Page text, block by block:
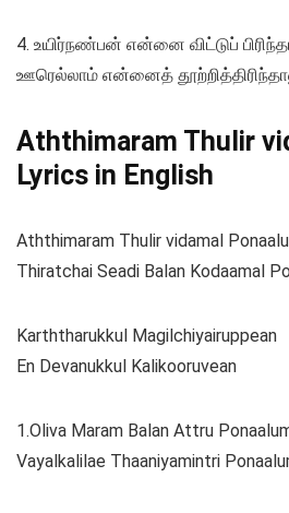
4. உயிர்நண்பன் என்னை விட்டுப்
ஊரெல்லாம் என்னைத்
Aththimaram Thulir
Lyrics in English
Aththimaram Thulir vidamal
Thiratchai Seadi Balan Kodaamal
Karththarukkul Magilchiyairuppean
En Devanukkul Kalikooruvean
1.Oliva Maram Balan Attru
Vayalkalilae Thaaniyamintri